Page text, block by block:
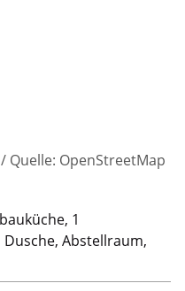
Quelle: OpenStreetMap
1
Dusche, Abstellraum,